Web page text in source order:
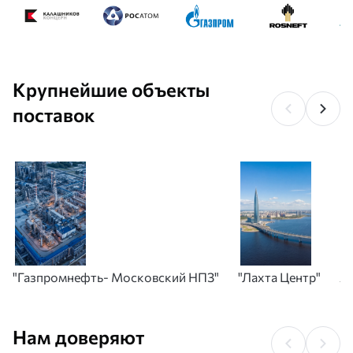
Крупнейшие объекты
поставок
"Газпромнефть- Московский НПЗ" "Лахта Центр"
Нам доверяют